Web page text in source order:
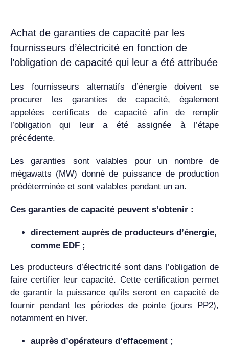
Achat de garanties de capacité par les
fournisseurs d’électricité en fonction de
l’obligation de capacité qui leur a été attribuée
Les fournisseurs alternatifs d’énergie doivent se
procurer les garanties de capacité, également
appelées certificats de capacité afin de remplir
l’obligation qui leur a été assignée à l’étape
précédente.
Les garanties sont valables pour un nombre de
mégawatts (MW) donné de puissance de production
prédéterminée et sont valables pendant un an.
Ces garanties de capacité peuvent s’obtenir :
directement auprès de producteurs d’énergie,
comme EDF ;
Les producteurs d’électricité sont dans l’obligation de
faire certifier leur capacité. Cette certification permet
de garantir la puissance qu’ils seront en capacité de
fournir pendant les périodes de pointe (jours PP2),
notamment en hiver.
auprès d’opérateurs d’effacement ;